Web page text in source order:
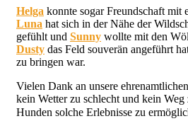
Helga konnte sogar Freundschaft mit
Luna hat sich in der Nähe der
gefühlt und Sunny wollte mit den
Dusty das Feld souverän angeführt
zu bringen war.
Vielen Dank an unsere
kein Wetter zu schlecht und kein
Hunden solche Erlebnisse zu